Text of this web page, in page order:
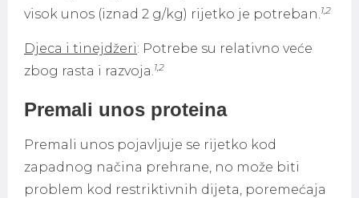
visok unos (iznad 2 g/kg) rijetko je potreban.1,2
Djeca i tinejdžeri: Potrebe su relativno veće
zbog rasta i razvoja.1,2
Premali unos proteina
Premali unos pojavljuje se rijetko kod
zapadnog načina prehrane, no može biti
problem kod restriktivnih dijeta, poremećaja